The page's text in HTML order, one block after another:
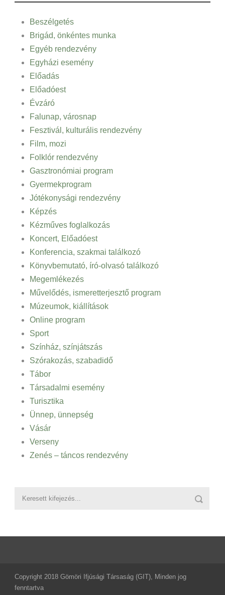
Beszélgetés
Brigád, önkéntes munka
Egyéb rendezvény
Egyházi esemény
Előadás
Előadóest
Évzáró
Falunap, városnap
Fesztivál, kulturális rendezvény
Film, mozi
Folklór rendezvény
Gasztronómiai program
Gyermekprogram
Jótékonysági rendezvény
Képzés
Kézműves foglalkozás
Koncert, Előadóest
Konferencia, szakmai találkozó
Könyvbemutató, író-olvasó találkozó
Megemlékezés
Művelődés, ismeretterjesztő program
Múzeumok, kiállítások
Online program
Sport
Színház, színjátszás
Szórakozás, szabadidő
Tábor
Társadalmi esemény
Turisztika
Ünnep, ünnepség
Vásár
Verseny
Zenés – táncos rendezvény
Copyright 2018 Gömöri Ifjúsági Társaság (GIT), Minden jog
fenntartva